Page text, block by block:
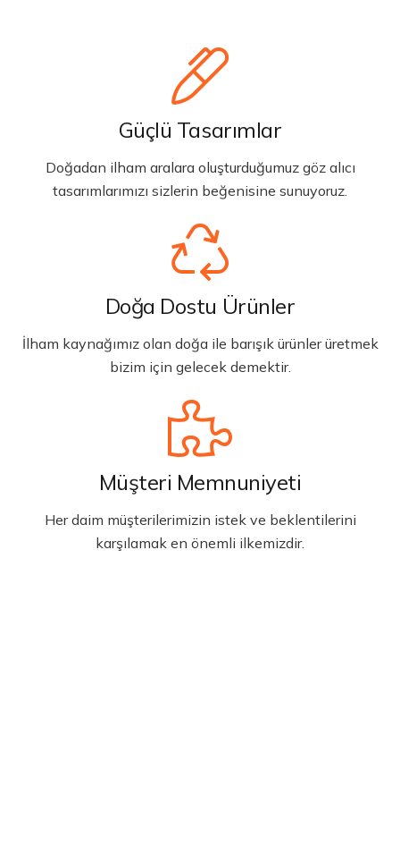
Güçlü Tasarımlar
Doğadan ilham aralara oluşturduğumuz göz alıcı
tasarımlarımızı sizlerin beğenisine sunuyoruz.
Doğa Dostu Ürünler
İlham kaynağımız olan doğa ile barışık ürünler üretmek
bizim için gelecek demektir.
Müşteri Memnuniyeti
Her daim müşterilerimizin istek ve beklentilerini
karşılamak en önemli ilkemizdir.